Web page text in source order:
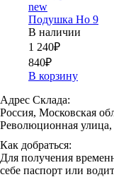
new
Подушка Но 9
В наличии
1 240₽
840₽
В корзину
Адрес Склада:
Россия, Московская
Революционная
Как добраться:
Для получения
себе паспорт или